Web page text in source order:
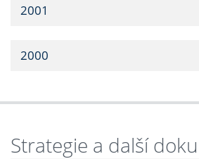
2001
2000
Strategie a další